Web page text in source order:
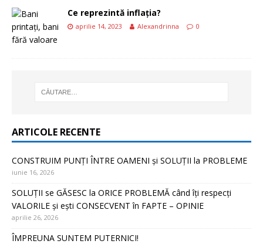
Ce reprezintă inflația?
aprilie 14, 2023 Alexandrinna 0
ARTICOLE RECENTE
CONSTRUIM PUNȚI ÎNTRE OAMENI și SOLUȚII la PROBLEME
iunie 16, 2026
SOLUȚII se GĂSESC la ORICE PROBLEMĂ când îți respecți
VALORILE și ești CONSECVENT în FAPTE – OPINIE
aprilie 26, 2026
ÎMPREUNA SUNTEM PUTERNICI!